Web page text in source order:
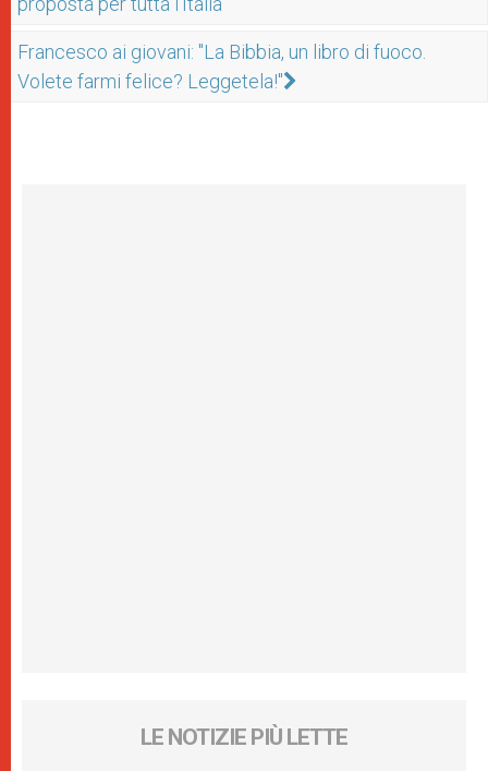
Francesco ai giovani: "La Bibbia, un libro di fuoco.
Volete farmi felice? Leggetela!"
LE NOTIZIE PIÙ LETTE